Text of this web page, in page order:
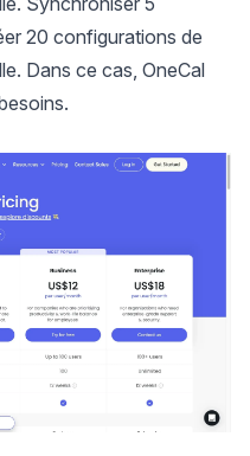
20 configurations de
Dans ce cas, OneCal